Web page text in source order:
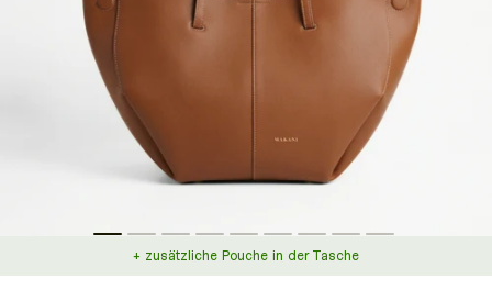
+ zusätzliche Pouche in der Tasche